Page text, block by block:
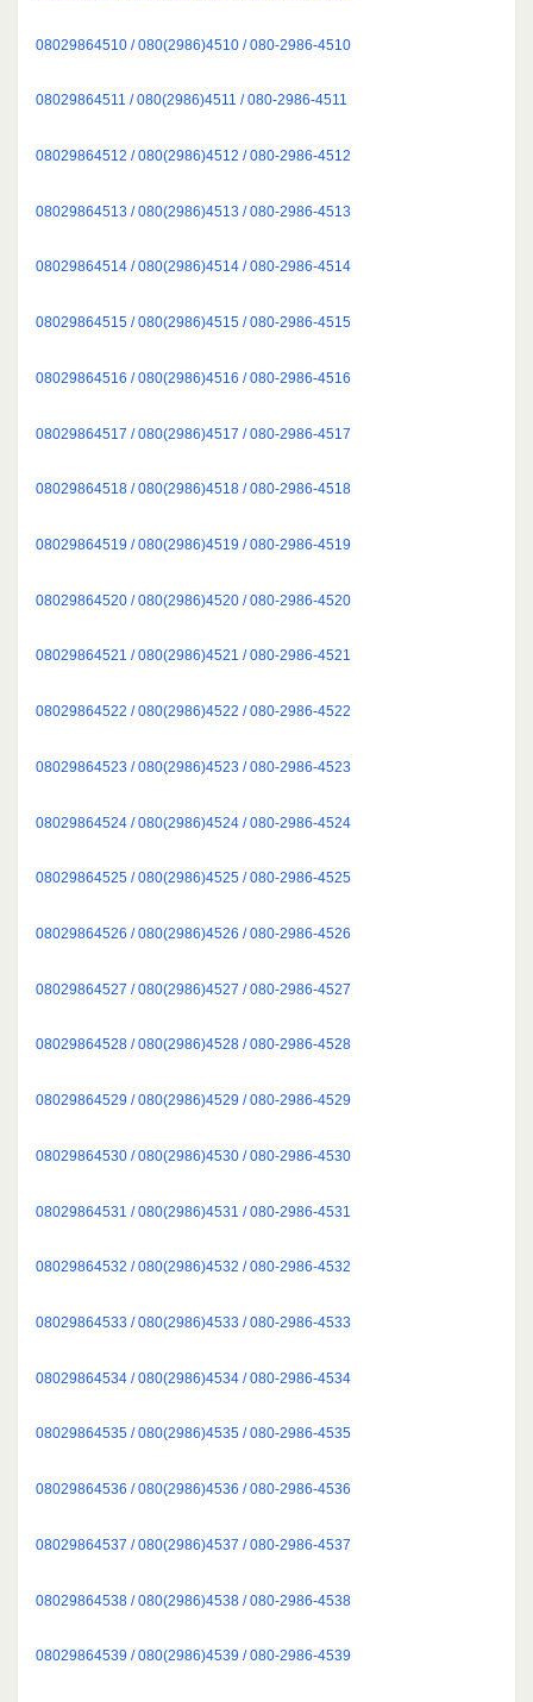
08029864510 / 080(2986)4510 / 080-2986-4510
08029864511 / 080(2986)4511 / 080-2986-4511
08029864512 / 080(2986)4512 / 080-2986-4512
08029864513 / 080(2986)4513 / 080-2986-4513
08029864514 / 080(2986)4514 / 080-2986-4514
08029864515 / 080(2986)4515 / 080-2986-4515
08029864516 / 080(2986)4516 / 080-2986-4516
08029864517 / 080(2986)4517 / 080-2986-4517
08029864518 / 080(2986)4518 / 080-2986-4518
08029864519 / 080(2986)4519 / 080-2986-4519
08029864520 / 080(2986)4520 / 080-2986-4520
08029864521 / 080(2986)4521 / 080-2986-4521
08029864522 / 080(2986)4522 / 080-2986-4522
08029864523 / 080(2986)4523 / 080-2986-4523
08029864524 / 080(2986)4524 / 080-2986-4524
08029864525 / 080(2986)4525 / 080-2986-4525
08029864526 / 080(2986)4526 / 080-2986-4526
08029864527 / 080(2986)4527 / 080-2986-4527
08029864528 / 080(2986)4528 / 080-2986-4528
08029864529 / 080(2986)4529 / 080-2986-4529
08029864530 / 080(2986)4530 / 080-2986-4530
08029864531 / 080(2986)4531 / 080-2986-4531
08029864532 / 080(2986)4532 / 080-2986-4532
08029864533 / 080(2986)4533 / 080-2986-4533
08029864534 / 080(2986)4534 / 080-2986-4534
08029864535 / 080(2986)4535 / 080-2986-4535
08029864536 / 080(2986)4536 / 080-2986-4536
08029864537 / 080(2986)4537 / 080-2986-4537
08029864538 / 080(2986)4538 / 080-2986-4538
08029864539 / 080(2986)4539 / 080-2986-4539